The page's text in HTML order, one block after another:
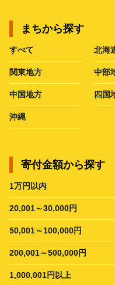
まちから探す
すべて 北海
関東地方 中部
中国地方 四国
沖縄
寄付金額から探す
1万円以内
20,001～30,000円
50,001～100,000円
200,001～500,000円
1,000,001円以上